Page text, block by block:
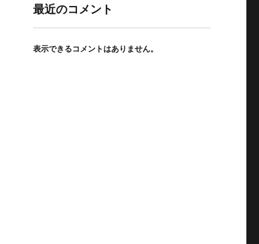
最近のコメント
表示できるコメントはありません。